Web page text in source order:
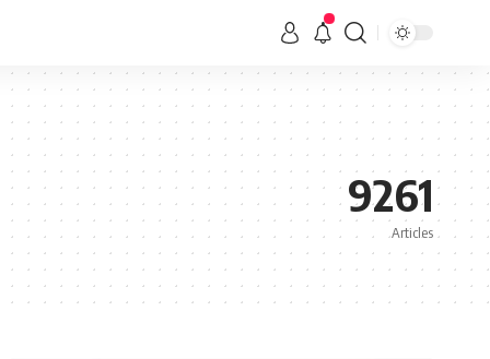
9261
Articles